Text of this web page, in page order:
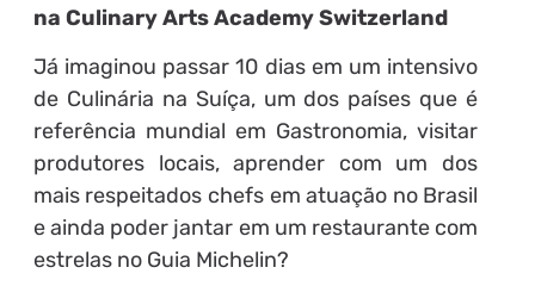
na Culinary Arts Academy Switzerland
Já imaginou passar 10 dias em um intensivo
de Culinária na Suíça, um dos países que é
referência mundial em Gastronomia, visitar
produtores locais, aprender com um dos
mais respeitados chefs em atuação no Brasil
e ainda poder jantar em um restaurante com
estrelas no Guia Michelin?